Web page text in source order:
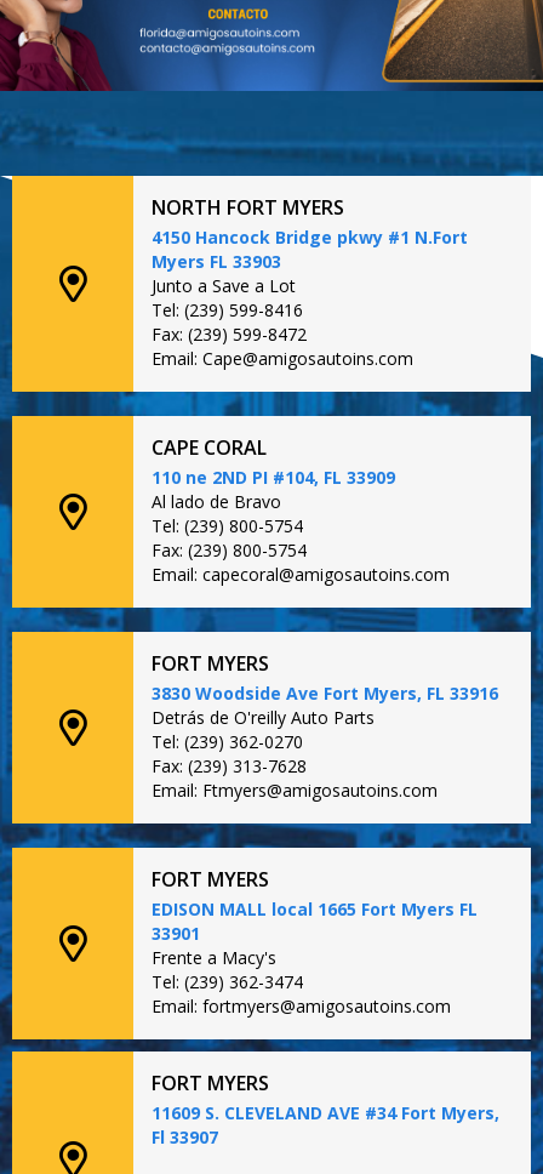
NORTH FORT MYERS
4150 Hancock Bridge pkwy #1 N.Fort
Myers FL 33903
Junto a Save a Lot
Tel: (239) 599-8416
Fax: (239) 599-8472
Email: Cape@amigosautoins.com
CAPE CORAL
110 ne 2ND PI #104, FL 33909
Al lado de Bravo
Tel: (239) 800-5754
Fax: (239) 800-5754
Email: capecoral@amigosautoins.com
FORT MYERS
3830 Woodside Ave Fort Myers, FL 33916
Detrás de O'reilly Auto Parts
Tel: (239) 362-0270
Fax: (239) 313-7628
Email: Ftmyers@amigosautoins.com
FORT MYERS
EDISON MALL local 1665 Fort Myers FL
33901
Frente a Macy's
Tel: (239) 362-3474
Email: fortmyers@amigosautoins.com
FORT MYERS
11609 S. CLEVELAND AVE #34 Fort Myers,
Fl 33907